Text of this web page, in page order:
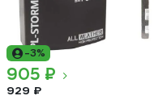
-3%
905 ₽
929 ₽